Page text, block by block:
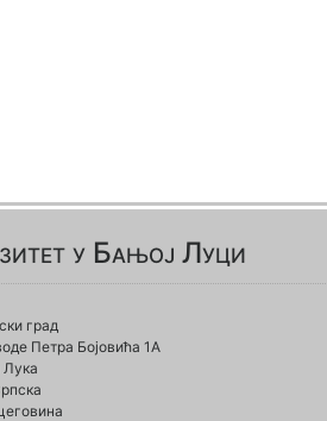
у Бањој Луци
град
Петра Бојовића 1А